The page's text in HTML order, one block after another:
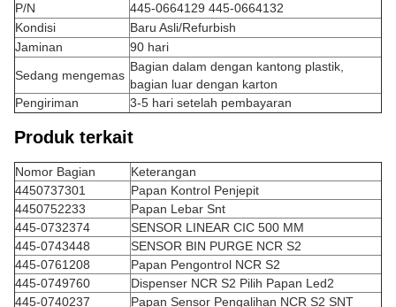
P/N
445-0664129 445-0664132
Kondisi
Baru Asli/Refurbish
Jaminan
90 hari
Sedang mengemas
Bagian dalam dengan kantong plastik,
bagian luar dengan karton
Pengiriman
3-5 hari setelah pembayaran
Produk terkait
Nomor Bagian
Keterangan
4450737301
Papan Kontrol Penjepit
4450752233
Papan Lebar Snt
445-0732374
SENSOR LINEAR CIC 500 MM
445-0743448
SENSOR BIN PURGE NCR S2
445-0761208
Papan Pengontrol NCR S2
445-0749760
Dispenser NCR S2 Pilih Papan Led2
445-0740237
Papan Sensor Pengalihan NCR S2 SNT